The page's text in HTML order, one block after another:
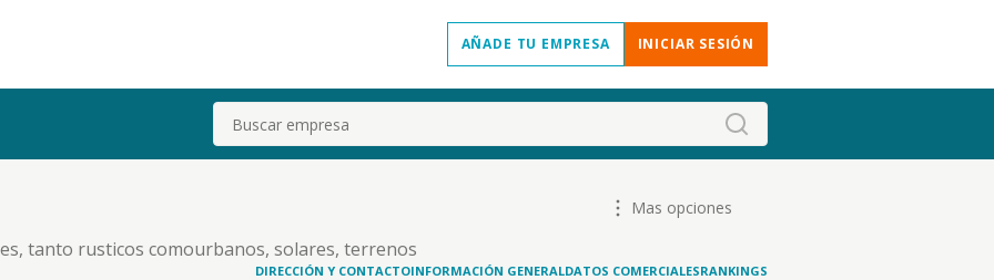
AÑADE TU EMPRESA INICIAR SESIÓN
Buscar
tanto rusticos comourbanos, solares, terrenos
Mas opciones
DIRECCIÓN Y CONTACTOINFORMACIÓN GENERALDATOS COMERCIALESRANKINGS